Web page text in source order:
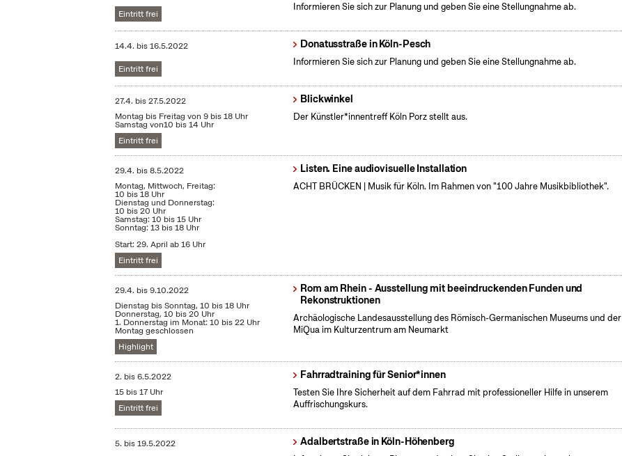
Eintritt frei
Informieren Sie sich zur Planung und geben Sie eine Stellungnahme ab.
14.4. bis16.5.2022
Eintritt frei
Donatusstraße in Köln-Pesch
Informieren Sie sich zur Planung und geben Sie eine Stellungnahme ab.
27.4. bis27.5.2022
Montag bis Freitag von 9 bis 18 Uhr
Samstag von10 bis 14 Uhr
Eintritt frei
Blickwinkel
Der Künstler*innentreff Köln Porz stellt aus.
29.4. bis8.5.2022
Montag, Mittwoch, Freitag:
10 bis 18 Uhr
Dienstag und Donnerstag:
10 bis 20 Uhr
Samstag: 10 bis 15 Uhr
Sonntag: 13 bis 18 Uhr
Start: 29. April ab 16 Uhr
Eintritt frei
Listen. Eine audiovisuelle Installation
ACHT BRÜCKEN | Musik für Köln. Im Rahmen von "100 Jahre Musikbibliothek".
29.4. bis9.10.2022
Dienstag bis Sonntag, 10 bis 18 Uhr
Donnerstag, 10 bis 20 Uhr
1. Donnerstag im Monat: 10 bis 22 Uhr
Montag geschlossen
Highlight
Rom am Rhein - Ausstellung mit beeindruckenden Funden und
Rekonstruktionen
Archäologische Landesausstellung des Römisch-Germanischen Museums und der
MiQua im Kulturzentrum am Neumarkt
2. bis6.5.2022
15 bis 17 Uhr
Eintritt frei
Fahrradtraining für Senior*innen
Testen Sie Ihre Sicherheit auf dem Fahrrad mit professioneller Hilfe in unserem
Auffrischungskurs.
5. bis19.5.2022 Adalbertstraße in Köln-Höhenberg